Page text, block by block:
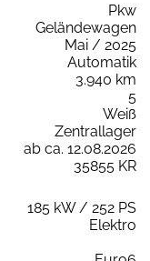
Pkw
Geländewagen
Mai / 2025
Automatik
3.940 km
5
Weiß
Zentrallager
ab ca. 12.08.2026
35855 KR
185 kW / 252 PS
Elektro